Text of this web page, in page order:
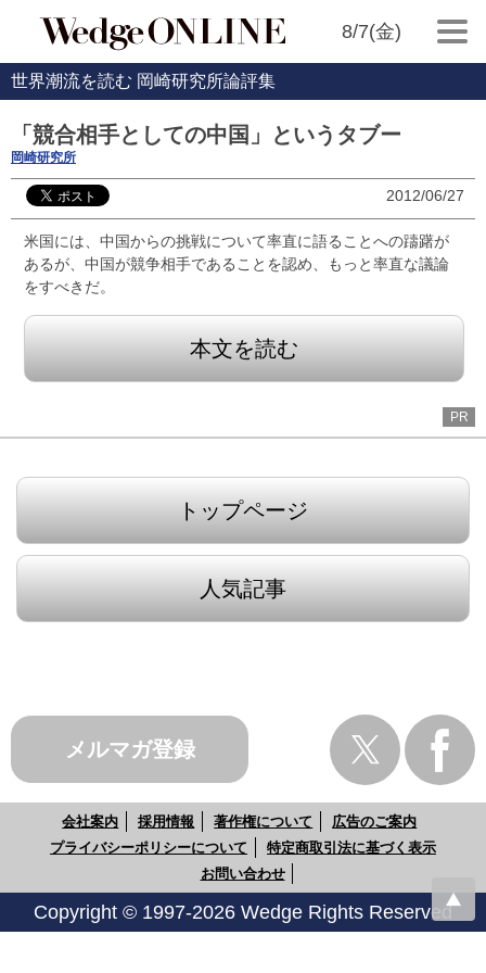
8/7(金)
世界潮流を読む 岡崎研究所論評集
「競合相手としての中国」というタブー
岡崎研究所
2012/06/27
米国には、中国からの挑戦について率直に語ることへの躊躇が
あるが、中国が競争相手であることを認め、もっと率直な議論
をすべきだ。
本文を読む
PR
トップページ
人気記事
メルマガ登録
会社案内 採用情報 著作権について
広告のご案内
プライバシーポリシーについて
特定商取引法に基づく表示
お問い合わせ
Copyright © 1997-2026 Wedge Rights Reserved